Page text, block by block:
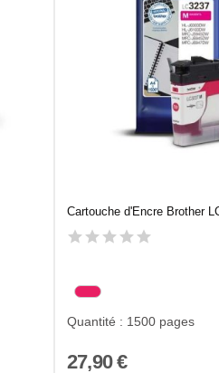
Cartouche d'Encre Brother
Quantité : 1500 pages
27,90 €